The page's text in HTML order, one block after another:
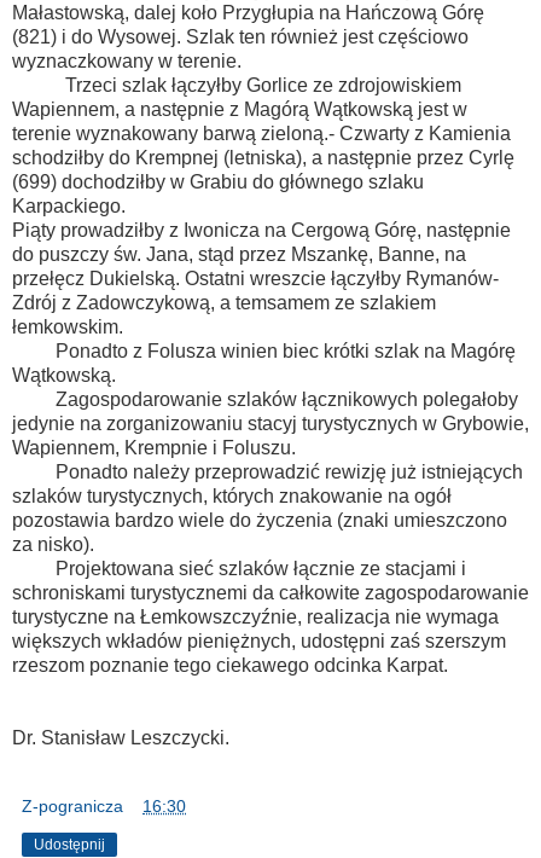
Małastowską, dalej koło Przygłupia na Hańczową Górę
(821) i do Wysowej. Szlak ten również jest częściowo
wyznaczkowany w terenie.
Trzeci szlak łączyłby Gorlice ze zdrojowiskiem
Wapiennem, a następnie z Magórą Wątkowską jest w
terenie wyznakowany barwą zieloną.- Czwarty z Kamienia
schodziłby do Krempnej (letniska), a następnie przez Cyrlę
(699) dochodziłby w Grabiu do głównego szlaku
Karpackiego.
Piąty prowadziłby z Iwonicza na Cergową Górę, następnie
do puszczy św. Jana, stąd przez Mszankę, Banne, na
przełęcz Dukielską. Ostatni wreszcie łączyłby Rymanów-
Zdrój z Zadowczykową, a temsamem ze szlakiem
łemkowskim.
Ponadto z Folusza winien biec krótki szlak na Magórę
Wątkowską.
Zagospodarowanie szlaków łącznikowych polegałoby
jedynie na zorganizowaniu stacyj turystycznych w Grybowie,
Wapiennem, Krempnie i Foluszu.
Ponadto należy przeprowadzić rewizję już istniejących
szlaków turystycznych, których znakowanie na ogół
pozostawia bardzo wiele do życzenia (znaki umieszczono
za nisko).
Projektowana sieć szlaków łącznie ze stacjami i
schroniskami turystycznemi da całkowite zagospodarowanie
turystyczne na Łemkowszczyźnie, realizacja nie wymaga
większych wkładów pieniężnych, udostępni zaś szerszym
rzeszom poznanie tego ciekawego odcinka Karpat.
Dr. Stanisław Leszczycki.
Z-pogranicza 16:30
Udostępnij